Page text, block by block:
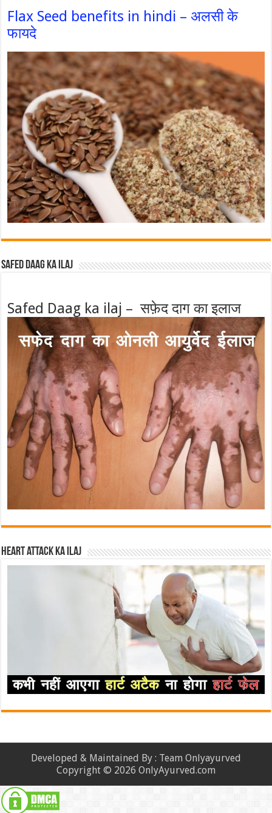
Flax Seed benefits in hindi – अलसी के
फायदे
Safed Daag ka ilaj
Safed Daag ka ilaj – सफ़ेद दाग का इलाज
Heart attack ka ilaj
Developed & Maintained By : Team Onlyayurved
Copyright © 2026 OnlyAyurved.com